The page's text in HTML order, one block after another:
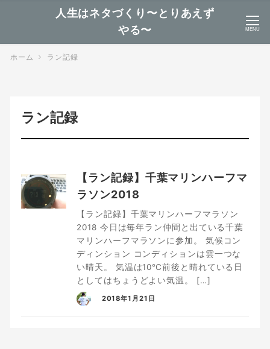
人生はネタづくり〜とりあえず
やる〜
MENU
ホーム ラン記録
ラン記録
【ラン記録】千葉マリンハーフマ
ラソン2018
【ラン記録】千葉マリンハーフマラソン
2018 今日は毎年ラン仲間と出ている千葉
マリンハーフマラソンに参加。 気候コン
ディンション コンディションは雲一つな
い晴天。 気温は10℃前後と晴れている日
としてはちょうどよい気温。 […]
2018年1月21日